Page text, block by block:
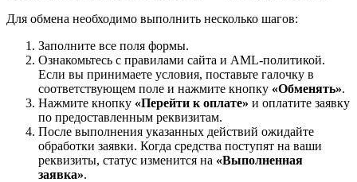
Для обмена необходимо выполнить несколько шагов:
Заполните все поля формы.
Ознакомьтесь с правилами сайта и AML-политикой.
Если вы принимаете условия, поставьте галочку в
соответствующем поле и нажмите кнопку «Обменять».
Нажмите кнопку «Перейти к оплате» и оплатите заявку
по предоставленным реквизитам.
После выполнения указанных действий ожидайте
обработки заявки. Когда средства поступят на ваши
реквизиты, статус изменится на «Выполненная
заявка».